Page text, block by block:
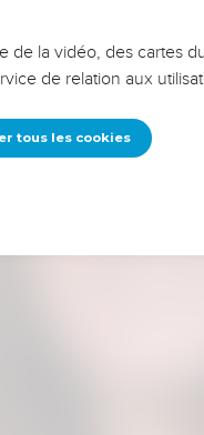
erreurs
famille,
de la vidéo, des cartes
de relation aux
tous les cookies